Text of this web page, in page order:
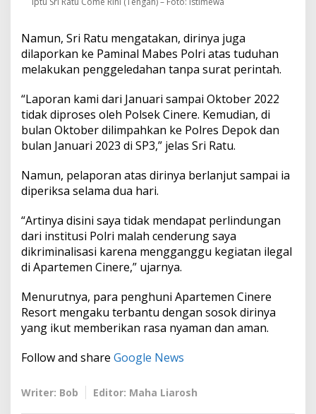
Namun, Sri Ratu mengatakan, dirinya juga
dilaporkan ke Paminal Mabes Polri atas tuduhan
melakukan penggeledahan tanpa surat perintah.
“Laporan kami dari Januari sampai Oktober 2022
tidak diproses oleh Polsek Cinere. Kemudian, di
bulan Oktober dilimpahkan ke Polres Depok dan
bulan Januari 2023 di SP3,” jelas Sri Ratu.
Namun, pelaporan atas dirinya berlanjut sampai ia
diperiksa selama dua hari.
“Artinya disini saya tidak mendapat perlindungan
dari institusi Polri malah cenderung saya
dikriminalisasi karena mengganggu kegiatan ilegal
di Apartemen Cinere,” ujarnya.
Menurutnya, para penghuni Apartemen Cinere
Resort mengaku terbantu dengan sosok dirinya
yang ikut memberikan rasa nyaman dan aman.
Follow and share Google News
Writer: Bob Editor: Maha Liarosh